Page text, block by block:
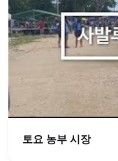
토요 농부 시장